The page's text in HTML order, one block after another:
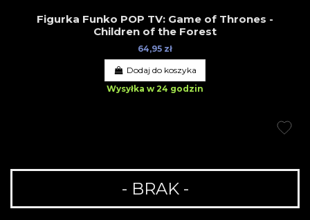
Figurka Funko POP TV: Game of Thrones -
Children of the Forest
64,95 zł
Dodaj do koszyka
Wysyłka w 24 godzin
- BRAK -